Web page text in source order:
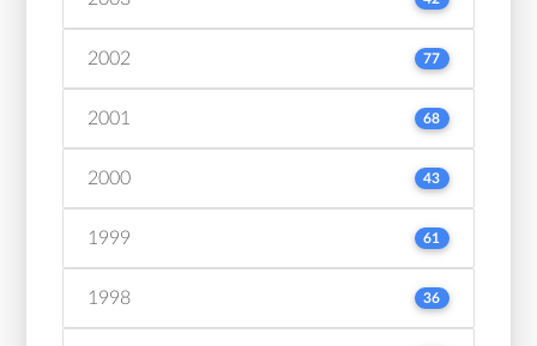
2002 77
2001 68
2000 43
1999 61
1998 36